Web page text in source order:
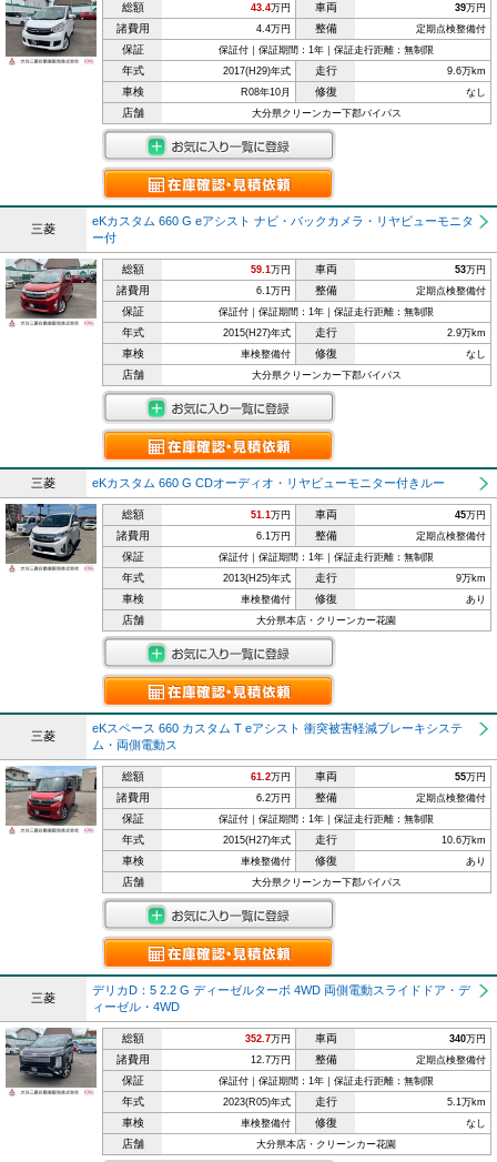
総額 43.4万円 車両 39万円
諸費用 4.4万円 整備 定期点検整備付
保証 保証付｜保証期間：1年｜保証走行距離：無制限
年式 2017(H29)年式 走行 9.6万km
車検 R08年10月 修復 なし
店舗 大分県クリーンカー下郡バイパス
三菱
eKカスタム 660 G eアシスト ナビ・バックカメラ・リヤビューモニタ
ー付
総額 59.1万円 車両 53万円
諸費用 6.1万円 整備 定期点検整備付
保証 保証付｜保証期間：1年｜保証走行距離：無制限
年式 2015(H27)年式 走行 2.9万km
車検 車検整備付 修復 なし
店舗 大分県クリーンカー下郡バイパス
三菱 eKカスタム 660 G CDオーディオ・リヤビューモニター付きルー
総額 51.1万円 車両 45万円
諸費用 6.1万円 整備 定期点検整備付
保証 保証付｜保証期間：1年｜保証走行距離：無制限
年式 2013(H25)年式 走行 9万km
車検 車検整備付 修復 あり
店舗 大分県本店・クリーンカー花園
三菱
eKスペース 660 カスタム T eアシスト 衝突被害軽減ブレーキシステ
ム・両側電動ス
総額 61.2万円 車両 55万円
諸費用 6.2万円 整備 定期点検整備付
保証 保証付｜保証期間：1年｜保証走行距離：無制限
年式 2015(H27)年式 走行 10.6万km
車検 車検整備付 修復 あり
店舗 大分県クリーンカー下郡バイパス
三菱
デリカD：5 2.2 G ディーゼルターボ 4WD 両側電動スライドドア・デ
ィーゼル・4WD
総額 352.7万円 車両 340万円
諸費用 12.7万円 整備 定期点検整備付
保証 保証付｜保証期間：1年｜保証走行距離：無制限
年式 2023(R05)年式 走行 5.1万km
車検 車検整備付 修復 なし
店舗 大分県本店・クリーンカー花園